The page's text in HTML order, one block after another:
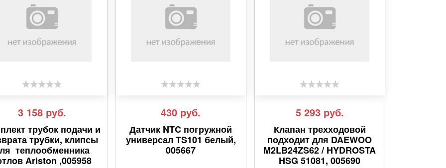
3 158 руб.
трубок подачи и
трубки, клипсы
теплообменника
Ariston ,005958
430 руб.
Датчик NTC погружной
универсал TS101 белый,
005667
5 293 руб.
Клапан трехходовой
подходит для DAEWOO
M2LB24ZS62 / HYDROSTA
HSG 51081, 005690